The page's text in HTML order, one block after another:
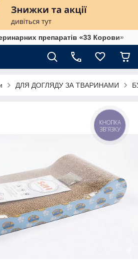
препаратів «33 Корови»
ДЛЯ ДОГЛЯДУ ЗА ТВАРИНАМИ
КНОПКА
ЗВ'ЯЗКУ